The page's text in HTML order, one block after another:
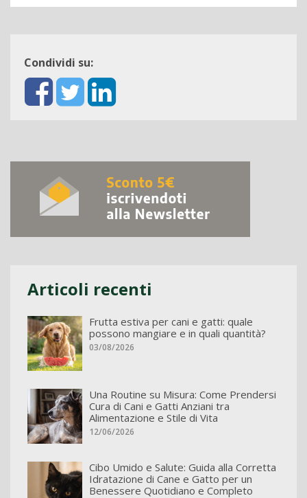
Condividi su:
Articoli recenti
Frutta estiva per cani e gatti: quale
possono mangiare e in quali quantità?
03/08/2026
Una Routine su Misura: Come Prendersi
Cura di Cani e Gatti Anziani tra
Alimentazione e Stile di Vita
12/06/2026
Cibo Umido e Salute: Guida alla Corretta
Idratazione di Cane e Gatto per un
Benessere Quotidiano e Completo